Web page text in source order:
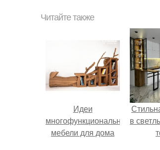
Читайте также
Идеи
многофункциональной
мебели для дома
в